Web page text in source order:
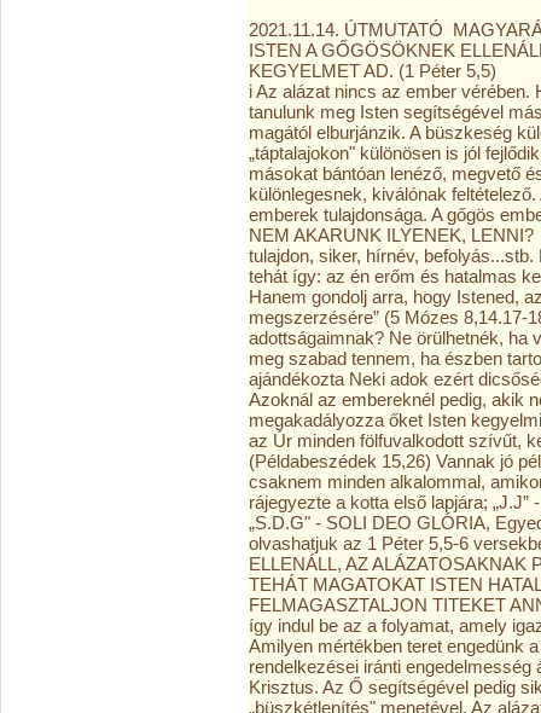
2021.11.14. ÚTMUTATÓ
ISTEN A GŐGÖSÖKNEK
KEGYELMET AD. (1 Péter 5,5)
i Az alázat nincs az ember vérében.
tanulunk meg Isten segítségével
magától elburjánzik. A büszkeség
„táptalajokon" különösen is jól
másokat bántóan lenéző, megvető
különlegesnek, kiválónak
emberek tulajdonsága. A gőgös
NEM AKARUNK ILYENEK,
tulajdon, siker, hírnév,
tehát így: az én erőm és hatalmas
Hanem gondolj arra, hogy Istened,
megszerzésére” (5 Mózes 8,14.17-
adottságaimnak? Ne örülhetnék, ha
meg szabad tennem, ha észben
ajándékozta Neki adok ezért
Azoknál az embereknél pedig, akik
megakadályozza őket Isten
az Úr minden fölfuvalkodott szívűt,
(Példabeszédek 15,26) Vannak jó
csaknem minden alkalommal,
rájegyezte a kotta első lapjára;
„S.D.G" - SOLI DEO GLÓRIA,
olvashatjuk az 1 Péter 5,5-6
ELLENÁLL, AZ ALÁZATOSAKNAK
TEHÁT MAGATOKAT ISTEN
FELMAGASZTALJON TITEKET
így indul be az a folyamat, amely
Amilyen mértékben teret engedünk
rendelkezései iránti
Krisztus. Az Ő segítségével pedig
„büszkétlenítés" menetével. Az